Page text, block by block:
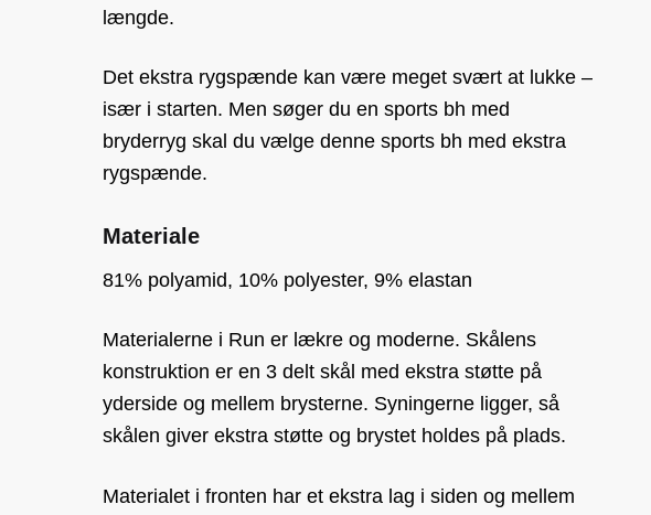
længde.
Det ekstra rygspænde kan være meget svært at lukke –
især i starten. Men søger du en sports bh med
bryderryg skal du vælge denne sports bh med ekstra
rygspænde.
Materiale
81% polyamid, 10% polyester, 9% elastan
Materialerne i Run er lækre og moderne. Skålens
konstruktion er en 3 delt skål med ekstra støtte på
yderside og mellem brysterne. Syningerne ligger, så
skålen giver ekstra støtte og brystet holdes på plads.
Materialet i fronten har et ekstra lag i siden og mellem